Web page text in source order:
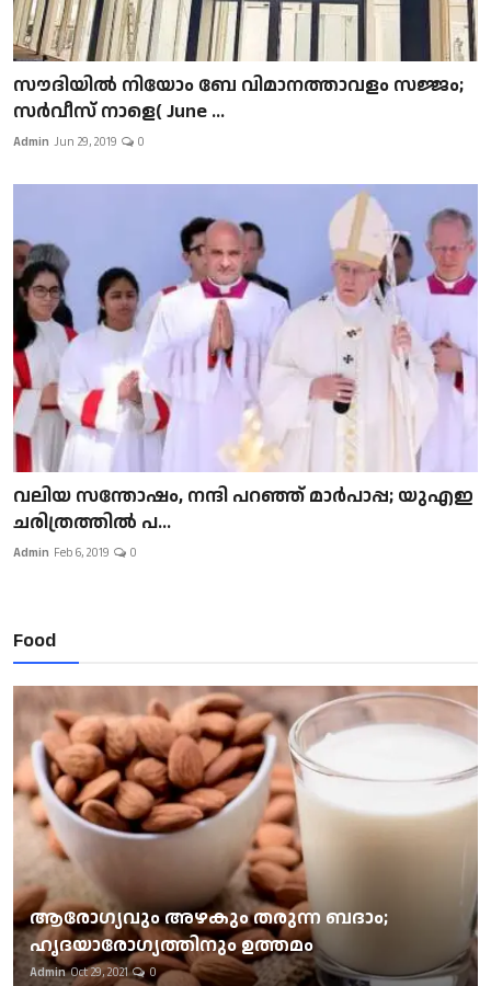
സൗദിയിൽ നിയോം ബേ വിമാനത്താവളം സജ്ജം;
സർവീസ് നാളെ( June ...
Admin Jun 29, 2019 0
വലിയ സന്തോഷം, നന്ദി പറഞ്ഞ് മാർപാപ്പ; യുഎഇ
ചരിത്രത്തിൽ പ...
Admin Feb 6, 2019 0
Food
ആരോഗ്യവും അഴകും തരുന്ന ബദാം;
ഹൃദയാരോഗ്യത്തിനും ഉത്തമം
Admin Oct 29, 2021 0